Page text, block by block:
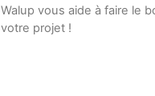
Walup vous aide à faire le
votre projet !